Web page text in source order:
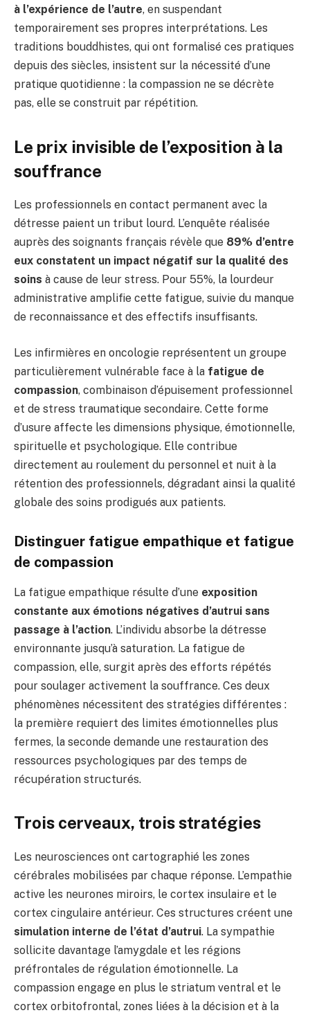
à l’expérience de l’autre, en suspendant
temporairement ses propres interprétations. Les
traditions bouddhistes, qui ont formalisé ces pratiques
depuis des siècles, insistent sur la nécessité d’une
pratique quotidienne : la compassion ne se décrète
pas, elle se construit par répétition.
Le prix invisible de l’exposition à la
souffrance
Les professionnels en contact permanent avec la
détresse paient un tribut lourd. L’enquête réalisée
auprès des soignants français révèle que 89% d’entre
eux constatent un impact négatif sur la qualité des
soins à cause de leur stress. Pour 55%, la lourdeur
administrative amplifie cette fatigue, suivie du manque
de reconnaissance et des effectifs insuffisants.
Les infirmières en oncologie représentent un groupe
particulièrement vulnérable face à la fatigue de
compassion, combinaison d’épuisement professionnel
et de stress traumatique secondaire. Cette forme
d’usure affecte les dimensions physique, émotionnelle,
spirituelle et psychologique. Elle contribue
directement au roulement du personnel et nuit à la
rétention des professionnels, dégradant ainsi la qualité
globale des soins prodigués aux patients.
Distinguer fatigue empathique et fatigue
de compassion
La fatigue empathique résulte d’une exposition
constante aux émotions négatives d’autrui sans
passage à l’action. L’individu absorbe la détresse
environnante jusqu’à saturation. La fatigue de
compassion, elle, surgit après des efforts répétés
pour soulager activement la souffrance. Ces deux
phénomènes nécessitent des stratégies différentes :
la première requiert des limites émotionnelles plus
fermes, la seconde demande une restauration des
ressources psychologiques par des temps de
récupération structurés.
Trois cerveaux, trois stratégies
Les neurosciences ont cartographié les zones
cérébrales mobilisées par chaque réponse. L’empathie
active les neurones miroirs, le cortex insulaire et le
cortex cingulaire antérieur. Ces structures créent une
simulation interne de l’état d’autrui. La sympathie
sollicite davantage l’amygdale et les régions
préfrontales de régulation émotionnelle. La
compassion engage en plus le striatum ventral et le
cortex orbitofrontal, zones liées à la décision et à la